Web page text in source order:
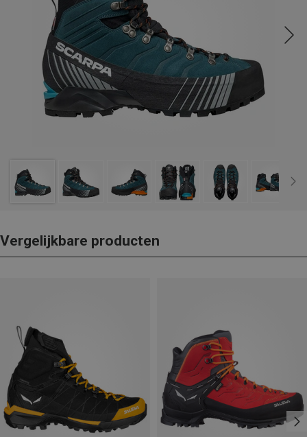
Vergelijkbare producten